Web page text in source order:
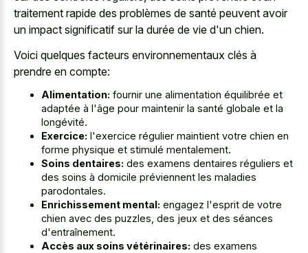
traitement rapide des problèmes de santé peuvent avoir
un impact significatif sur la durée de vie d'un chien.
Voici quelques facteurs environnementaux clés à
prendre en compte:
Alimentation: fournir une alimentation équilibrée et
adaptée à l'âge pour maintenir la santé globale et la
longévité.
Exercice: l'exercice régulier maintient votre chien en
forme physique et stimulé mentalement.
Soins dentaires: des examens dentaires réguliers et
des soins à domicile préviennent les maladies
parodontales.
Enrichissement mental: engagez l'esprit de votre
chien avec des puzzles, des jeux et des séances
d'entraînement.
Accès aux soins vétérinaires: des examens